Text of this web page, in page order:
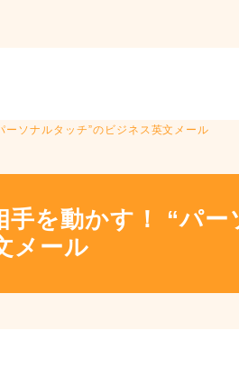
ソナルタッチ”のビジネス英文メール
を動かす！ “パー
メール